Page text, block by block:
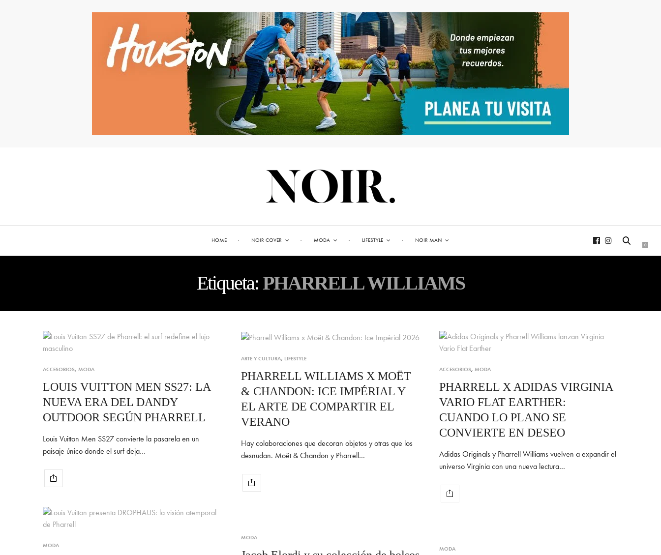
HOME NOIR COVER MODA LIFESTYLE NOIR MAN
0
Etiqueta: PHARRELL WILLIAMS
ACCESORIOS, MODA
LOUIS VUITTON MEN SS27: LA
NUEVA ERA DEL DANDY
OUTDOOR SEGÚN PHARRELL
Louis Vuitton Men SS27 convierte la pasarela en un
paisaje único donde el surf deja…
ARTE Y CULTURA, LIFESTYLE
PHARRELL WILLIAMS X MOËT
& CHANDON: ICE IMPÉRIAL Y
EL ARTE DE COMPARTIR EL
VERANO
Hay colaboraciones que decoran objetos y otras que los
desnudan. Moët & Chandon y Pharrell…
ACCESORIOS, MODA
PHARRELL X ADIDAS VIRGINIA
VARIO FLAT EARTHER:
CUANDO LO PLANO SE
CONVIERTE EN DESEO
Adidas Originals y Pharrell Williams vuelven a expandir el
universo Virginia con una nueva lectura…
MODA
MODA
MODA